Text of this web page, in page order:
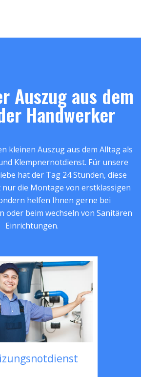
Auszug aus dem
Handwerker
kleinen Auszug aus dem Alltag als
Klempnernotdienst. Für unsere
hat der Tag 24 Stunden, diese
die Montage von erstklassigen
helfen Ihnen gerne bei
oder beim wechseln von Sanitären
Einrichtungen.